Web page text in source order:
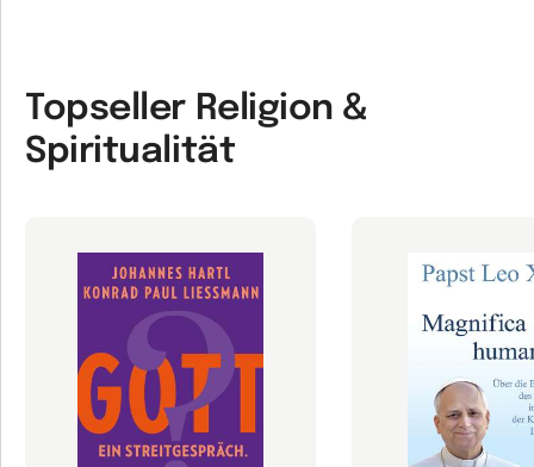
Topseller Religion &
Spiritualität